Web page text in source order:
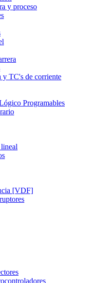
y proceso
y TC's de corriente
Programables
[VDF]